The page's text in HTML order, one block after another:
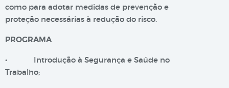
como para adotar medidas de prevenção e
proteção necessárias à redução do risco.
PROGRAMA
• Introdução à Segurança e Saúde no
Trabalho;